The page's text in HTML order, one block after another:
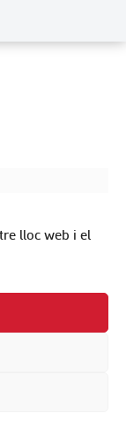
lloc web i el